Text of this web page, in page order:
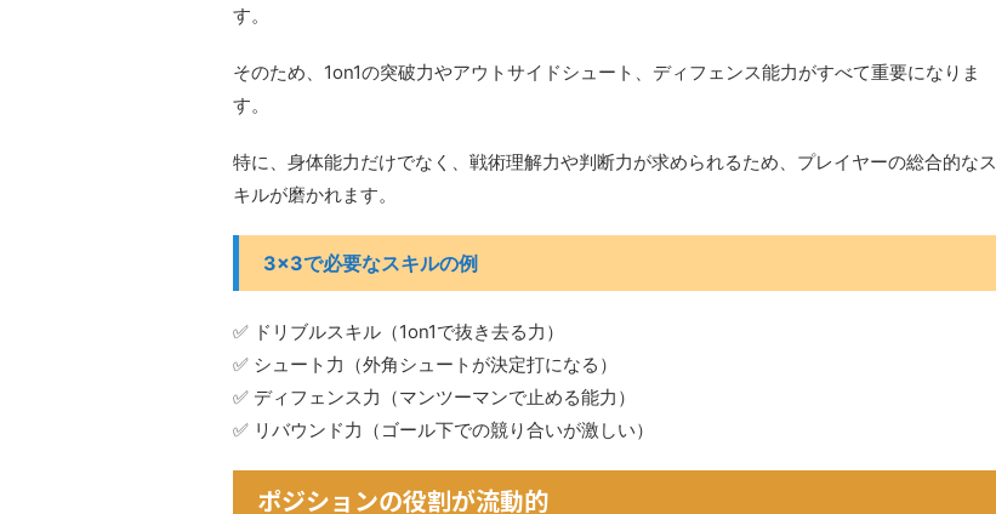
す。
そのため、1on1の突破力やアウトサイドシュート、ディフェンス能力がすべて重要になりま
す。
特に、身体能力だけでなく、戦術理解力や判断力が求められるため、プレイヤーの総合的なス
キルが磨かれます。
3×3で必要なスキルの例
✅ ドリブルスキル（1on1で抜き去る力）
✅ シュート力（外角シュートが決定打になる）
✅ ディフェンス力（マンツーマンで止める能力）
✅ リバウンド力（ゴール下での競り合いが激しい）
ポジションの役割が流動的